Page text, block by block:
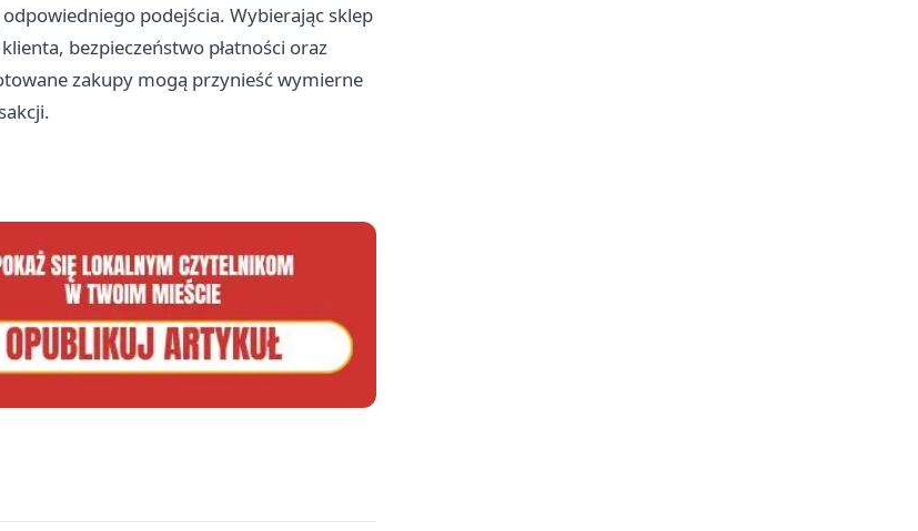
podejścia. Wybierając sklep
bezpieczeństwo płatności oraz
zakupy mogą przynieść wymierne